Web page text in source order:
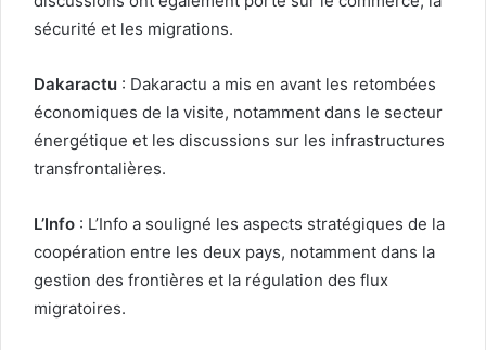
sécurité et les migrations.
Dakaractu : Dakaractu a mis en avant les retombées
économiques de la visite, notamment dans le secteur
énergétique et les discussions sur les infrastructures
transfrontalières.
L’Info : L’Info a souligné les aspects stratégiques de la
coopération entre les deux pays, notamment dans la
gestion des frontières et la régulation des flux
migratoires.